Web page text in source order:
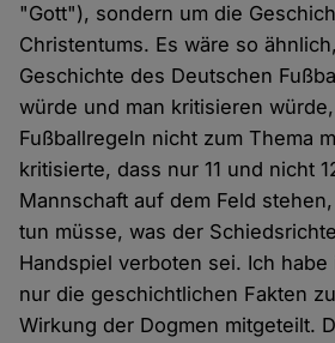
"Gott"), sondern um die
Christentums. Es wäre so
Geschichte des Deutschen
würde und man kritisieren
Fußballregeln nicht zum Thema
kritisierte, dass nur 11 und nicht
Mannschaft auf dem Feld
tun müsse, was der
Handspiel verboten sei. Ich habe
nur die geschichtlichen Fakten
Wirkung der Dogmen mitgeteilt.